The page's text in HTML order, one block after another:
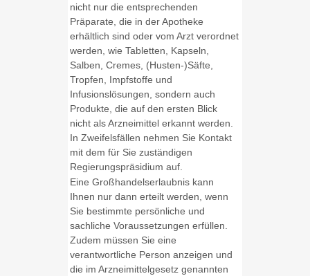
nicht nur die entsprechenden
Präparate, die in der Apotheke
erhältlich sind oder vom Arzt verordnet
werden, wie Tabletten, Kapseln,
Salben, Cremes, (Husten-)Säfte,
Tropfen, Impfstoffe und
Infusionslösungen, sondern auch
Produkte, die auf den ersten Blick
nicht als Arzneimittel erkannt werden.
In Zweifelsfällen nehmen Sie Kontakt
mit dem für Sie zuständigen
Regierungspräsidium auf.
Eine Großhandelserlaubnis kann
Ihnen nur dann erteilt werden, wenn
Sie bestimmte persönliche und
sachliche Voraussetzungen erfüllen.
Zudem müssen Sie eine
verantwortliche Person anzeigen und
die im Arzneimittelgesetz genannten